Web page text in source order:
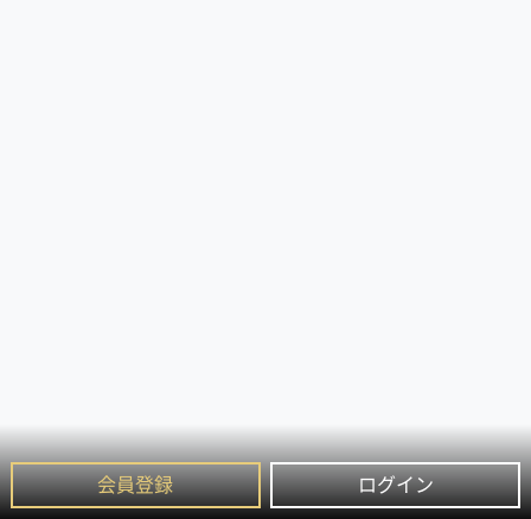
会員登録 ログイン